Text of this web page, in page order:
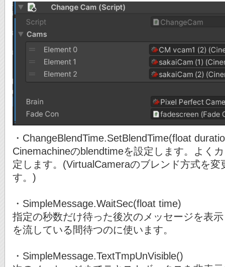
・ChangeBlendTime.SetBlendTime(float
Cinemachineのblendtimeを設定します。よく
定します。(VirtualCameraのブレンド方式を
す。)
・SimpleMessage.WaitSec(float time)
指定の秒数だけ待った後次のメッセージを表
を流している間待つのに使います。
・SimpleMessage.TextTmpUnVisible()